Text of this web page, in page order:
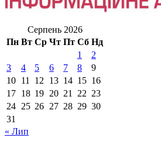
Серпень 2026
Пн Вт Ср Чт Пт Сб Нд
1
2
3
4 5 6 7 8
9
10 11 12 13 14 15 16
17 18 19 20 21 22 23
24 25 26 27 28 29 30
31
« Лип